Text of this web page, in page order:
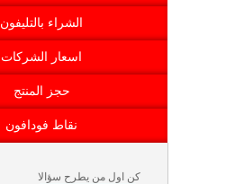
الشراء بالتليفون
اسعار الشركات
حجز المنتج
نقاط فودافون
كن اول من يطرح سؤالا